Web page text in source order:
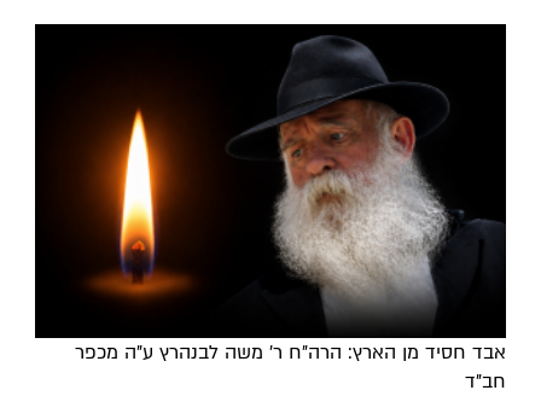
אבד חסיד מן הארץ: הרה"ח ר' משה לבנהרץ ע"ה מכפר
חב"ד